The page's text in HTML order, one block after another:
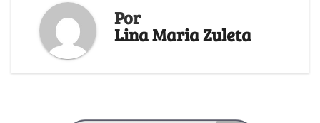
Por
Lina Maria Zuleta